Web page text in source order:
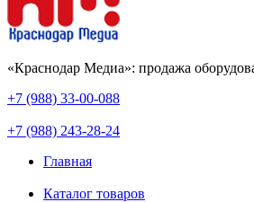
«Краснодар Медиа»: продажа
+7 (988) 33-00-088
+7 (988) 243-28-24
Главная
Каталог товаров